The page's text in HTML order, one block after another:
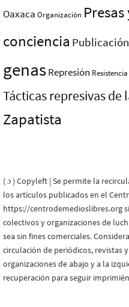
Oaxaca Organización
conciencia
genasRepresión Resistencia
Tácticas represivas de
Zapatista
( ɔ ) Copyleft | Se permite la
los artículos publicados en el
https://centrodemedioslibres.org
colectivos y organizaciones de
sea sin fines comerciales.
circulación de periódicos, revistas
organizaciones de abajo y a la
recuperación para seguir